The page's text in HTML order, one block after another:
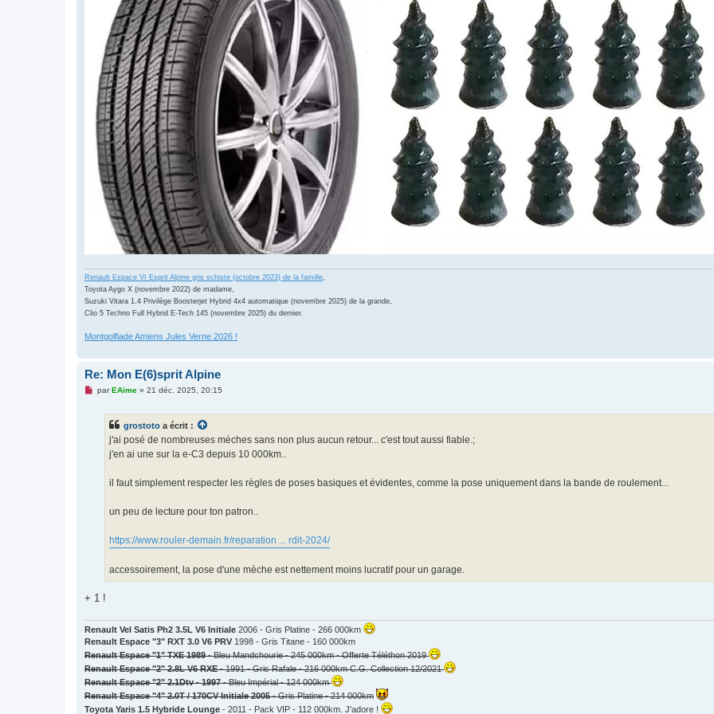
Renault Espace VI Esprit Alpine gris schiste (octobre 2023) de la famille,
Toyota Aygo X (novembre 2022) de madame,
Suzuki Vitara 1.4 Privilège Boosterjet Hybrid 4x4 automatique (novembre 2025) de la grande,
Clio 5 Techno Full Hybrid E-Tech 145 (novembre 2025) du dernier.
Montgolfiade Amiens Jules Verne 2026 !
Re: Mon E(6)sprit Alpine
MparEAime» 21 déc. 2025, 20:15
grostoto a écrit :
j'ai posé de nombreuses mèches sans non plus aucun retour... c'est tout aussi fiable.;
j'en ai une sur la e-C3 depuis 10 000km..
il faut simplement respecter les règles de poses basiques et évidentes, comme la pose uniquement dans la bande de roulement...
un peu de lecture pour ton patron..
https://www.rouler-demain.fr/reparation ... rdit-2024/
accessoirement, la pose d'une mèche est nettement moins lucratif pour un garage.
+ 1 !
Renault Vel Satis Ph2 3.5L V6 Initiale 2006 - Gris Platine - 266 000km
Renault Espace "3" RXT 3.0 V6 PRV 1998 - Gris Titane - 160 000km
Renault Espace "1" TXE 1989- Bleu Mandchourie - 245 000km - Offerte Téléthon 2019
Renault Espace "2" 2.8L V6 RXE- 1991 - Gris Rafale - 216 000km C.G. Collection 12/2021
Renault Espace "2" 2.1Dtv - 1997- Bleu Impérial - 124 000km
Renault Espace "4" 2.0T / 170CV Initiale 2005- Gris Platine - 214 000km
Toyota Yaris 1.5 Hybride Lounge - 2011 - Pack VIP - 112 000km. J'adore !